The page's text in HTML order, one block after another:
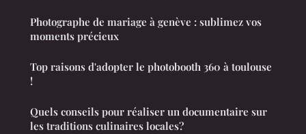
Photographe de mariage à genève : sublimez vos
moments précieux
Top raisons d'adopter le photobooth 360 à toulouse
!
Quels conseils pour réaliser un documentaire sur
les traditions culinaires locales?